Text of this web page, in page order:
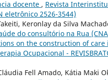
docente , Revista
eletrônico 2526-3544)
Keronlay da Silva
do consultório na Rua
on the construction of
Ocupacional -
Fell Amado, Kátia Maki